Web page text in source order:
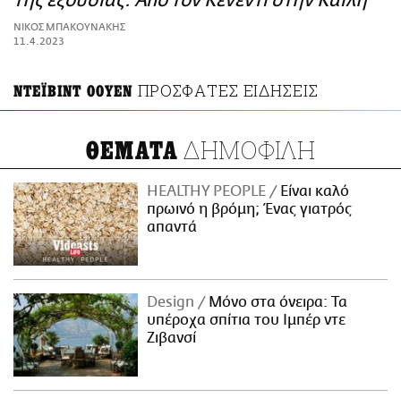
ΑΜΠΑ
PRINT
ΝΙΚΟΣ ΜΠΑΚΟΥΝΑΚΗΣ
11.4.2023
ΝΤΕΪΒΙΝΤ ΟΟΥΕΝ ΠΡΟΣΦΑΤΕΣ ΕΙΔΗΣΕΙΣ
ΘΕΜΑΤΑ ΔΗΜΟΦΙΛΗ
HEALTHY PEOPLE
Είναι καλό
πρωινό η βρόμη; Ένας γιατρός
απαντά
Design
Μόνο στα όνειρα: Τα
υπέροχα σπίτια του Ιμπέρ ντε
Ζιβανσί